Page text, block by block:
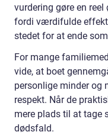
vurdering gøre en
fordi værdifulde
stedet for at ende
For mange
vide, at boet
personlige minder og
respekt. Når de
mere plads til at tage
dødsfald.